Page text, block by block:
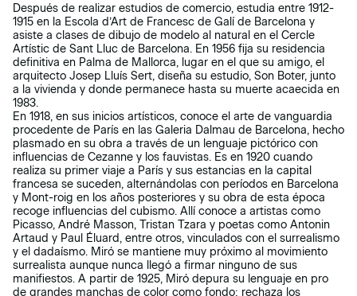
Después de realizar estudios de comercio, estudia entre 1912-
1915 en la Escola d’Art de Francesc de Galí de Barcelona y
asiste a clases de dibujo de modelo al natural en el Cercle
Artístic de Sant Lluc de Barcelona. En 1956 fija su residencia
definitiva en Palma de Mallorca, lugar en el que su amigo, el
arquitecto Josep Lluís Sert, diseña su estudio, Son Boter, junto
a la vivienda y donde permanece hasta su muerte acaecida en
1983.
En 1918, en sus inicios artísticos, conoce el arte de vanguardia
procedente de París en las Galeria Dalmau de Barcelona, hecho
plasmado en su obra a través de un lenguaje pictórico con
influencias de Cezanne y los fauvistas. Es en 1920 cuando
realiza su primer viaje a París y sus estancias en la capital
francesa se suceden, alternándolas con períodos en Barcelona
y Mont-roig en los años posteriores y su obra de esta época
recoge influencias del cubismo. Allí conoce a artistas como
Picasso, André Masson, Tristan Tzara y poetas como Antonin
Artaud y Paul Éluard, entre otros, vinculados con el surrealismo
y el dadaísmo. Miró se mantiene muy próximo al movimiento
surrealista aunque nunca llegó a firmar ninguno de sus
manifiestos. A partir de 1925, Miró depura su lenguaje en pro
de grandes manchas de color como fondo; rechaza los